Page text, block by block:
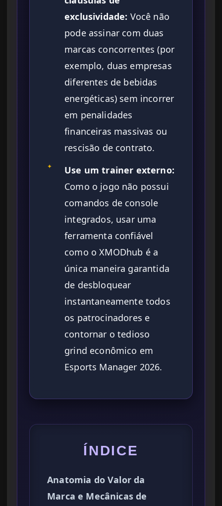
exclusividade: Você não
pode assinar com duas
marcas concorrentes (por
exemplo, duas empresas
diferentes de bebidas
energéticas) sem incorrer
em penalidades
financeiras massivas ou
rescisão de contrato.
✦
Use um trainer externo:
Como o jogo não possui
comandos de console
integrados, usar uma
ferramenta confiável
como o XMODhub é a
única maneira garantida
de desbloquear
instantaneamente todos
os patrocinadores e
contornar o tedioso
grind econômico em
Esports Manager 2026.
ÍNDICE
Anatomia do Valor da
Marca e Mecânicas de